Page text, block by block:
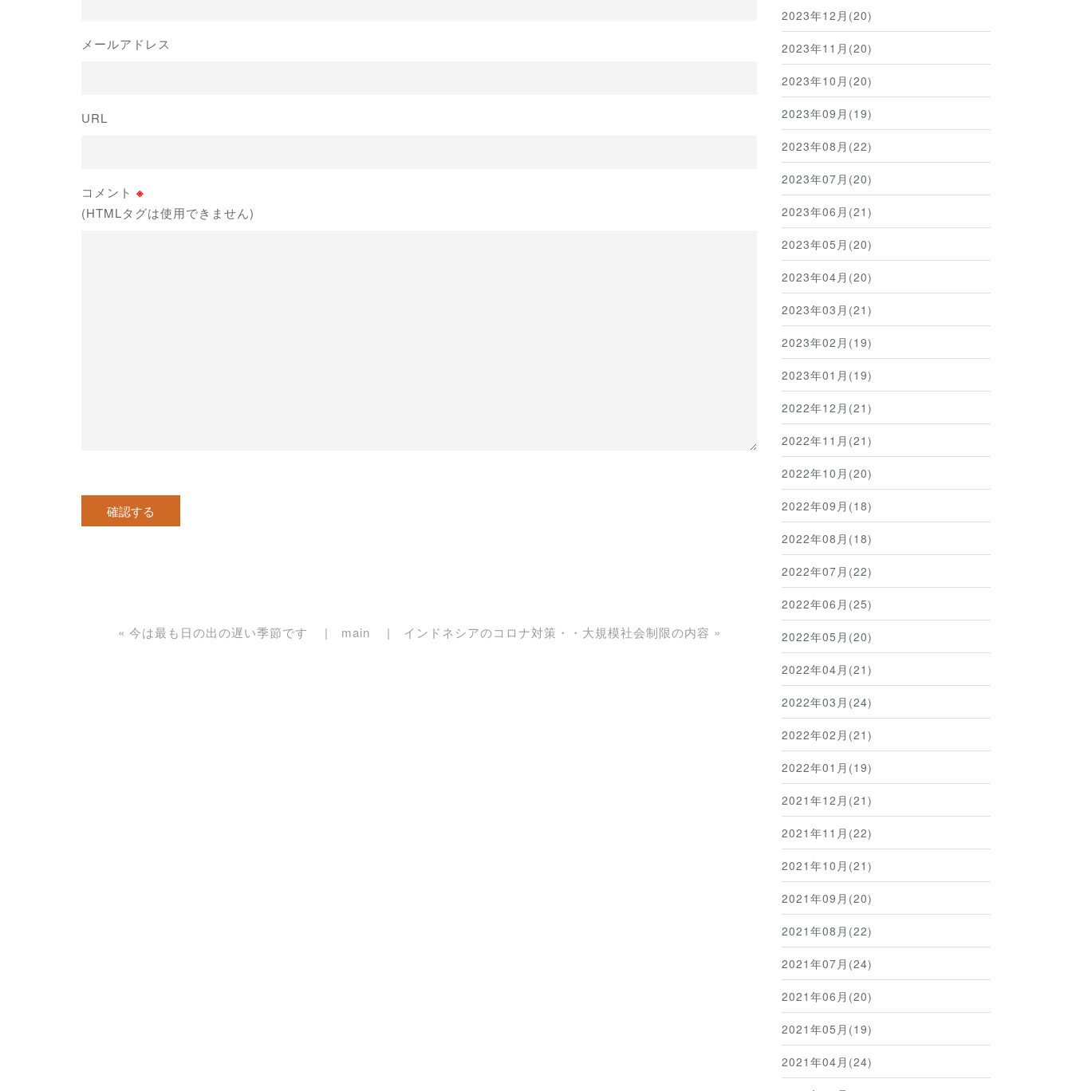
メールアドレス
URL
コメント ※
(HTMLタグは使用できません)
« 今は最も日の出の遅い季節です main インドネシアのコロナ対策・・大規模社会制限の内容 »
2023年12月(20)
2023年11月(20)
2023年10月(20)
2023年09月(19)
2023年08月(22)
2023年07月(20)
2023年06月(21)
2023年05月(20)
2023年04月(20)
2023年03月(21)
2023年02月(19)
2023年01月(19)
2022年12月(21)
2022年11月(21)
2022年10月(20)
2022年09月(18)
2022年08月(18)
2022年07月(22)
2022年06月(25)
2022年05月(20)
2022年04月(21)
2022年03月(24)
2022年02月(21)
2022年01月(19)
2021年12月(21)
2021年11月(22)
2021年10月(21)
2021年09月(20)
2021年08月(22)
2021年07月(24)
2021年06月(20)
2021年05月(19)
2021年04月(24)